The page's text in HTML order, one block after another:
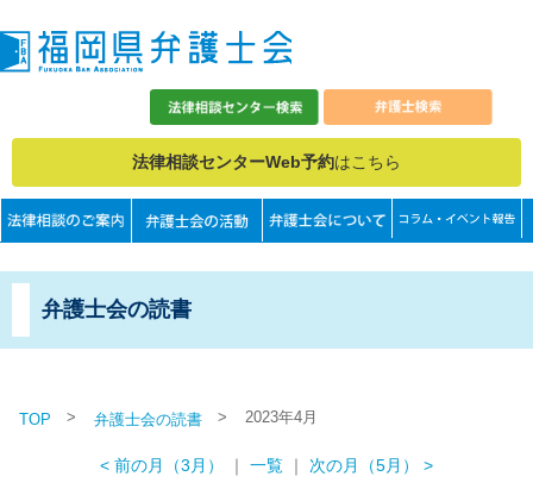
法律相談センターWeb予約はこちら
弁護士会の読書
TOP > 弁護士会の読書 > 2023年4月
< 前の月（3月） ｜ 一覧 ｜ 次の月（5月） >